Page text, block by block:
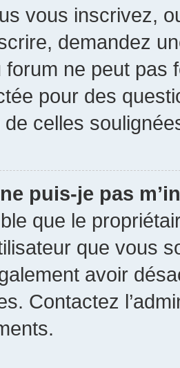
vous inscrivez,
demandez
forum ne peut
pour des
de celles
puis-je pas
que le
que vous
avoir
Contactez